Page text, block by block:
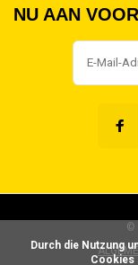
NU AAN
©
Cookies